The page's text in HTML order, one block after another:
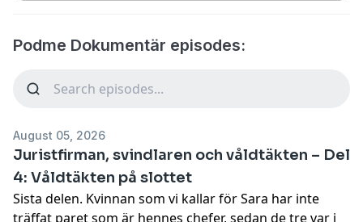
Podme Dokumentär episodes:
August 05, 2026
Juristfirman, svindlaren och våldtäkten – Del
4: Våldtäkten på slottet
Sista delen. Kvinnan som vi kallar för Sara har inte
träffat paret som är hennes chefer, sedan de tre var i